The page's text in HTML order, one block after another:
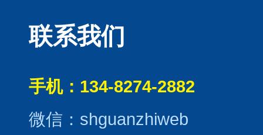
联系我们
手机：134-8274-2882
微信：shguanzhiweb